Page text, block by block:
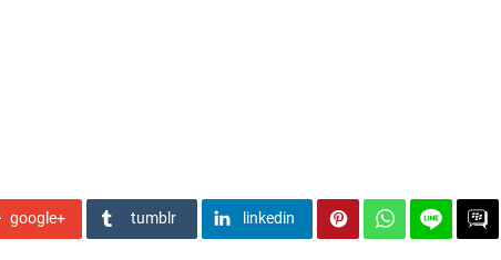
google+ tumblr linkedin